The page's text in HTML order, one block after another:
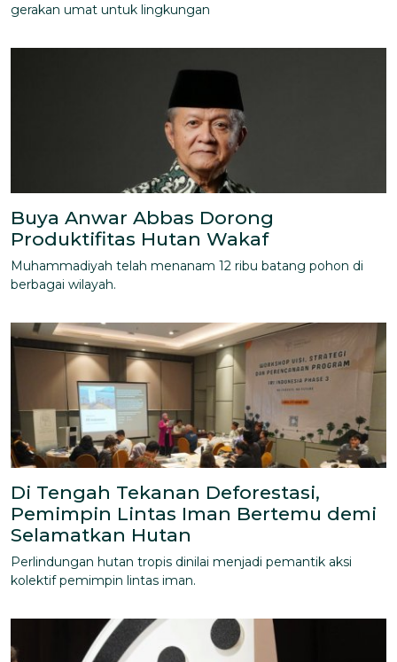
gerakan umat untuk lingkungan
Buya Anwar Abbas Dorong
Produktifitas Hutan Wakaf
Muhammadiyah telah menanam 12 ribu batang pohon di
berbagai wilayah.
Di Tengah Tekanan Deforestasi,
Pemimpin Lintas Iman Bertemu demi
Selamatkan Hutan
Perlindungan hutan tropis dinilai menjadi pemantik aksi
kolektif pemimpin lintas iman.